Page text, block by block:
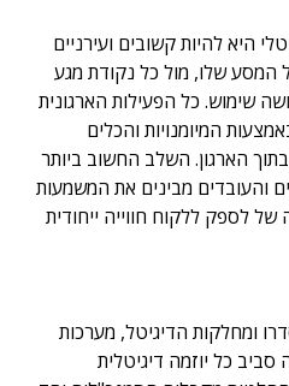
היא להיות קשובים ועירניים
שלו, מול כל נקודת מגע
שימוש. כל הפעילות הארגונית
המיומנויות והכלים
הארגון. השלב החשוב ביותר
והעובדים מבינים את המשמעות
לספק ללקוח חווייה ייחודית
ומחלקות הדיגיטל, מערכות
כל יוזמה דיגיטלית